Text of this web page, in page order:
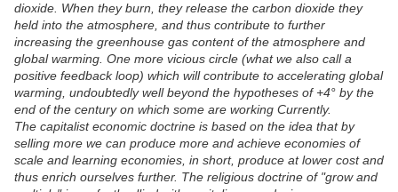
dioxide. When they burn, they release the carbon dioxide they
held into the atmosphere, and thus contribute to further
increasing the greenhouse gas content of the atmosphere and
global warming. One more vicious circle (what we also call a
positive feedback loop) which will contribute to accelerating global
warming, undoubtedly well beyond the hypotheses of +4° by the
end of the century on which some are working Currently.
The capitalist economic doctrine is based on the idea that by
selling more we can produce more and achieve economies of
scale and learning economies, in short, produce at lower cost and
thus enrich ourselves further. The religious doctrine of "grow and